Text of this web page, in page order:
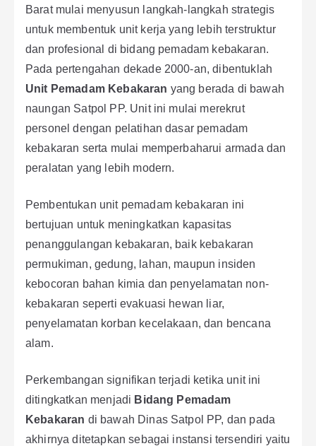
Barat mulai menyusun langkah-langkah strategis
untuk membentuk unit kerja yang lebih terstruktur
dan profesional di bidang pemadam kebakaran.
Pada pertengahan dekade 2000-an, dibentuklah
Unit Pemadam Kebakaran yang berada di bawah
naungan Satpol PP. Unit ini mulai merekrut
personel dengan pelatihan dasar pemadam
kebakaran serta mulai memperbaharui armada dan
peralatan yang lebih modern.
Pembentukan unit pemadam kebakaran ini
bertujuan untuk meningkatkan kapasitas
penanggulangan kebakaran, baik kebakaran
permukiman, gedung, lahan, maupun insiden
kebocoran bahan kimia dan penyelamatan non-
kebakaran seperti evakuasi hewan liar,
penyelamatan korban kecelakaan, dan bencana
alam.
Perkembangan signifikan terjadi ketika unit ini
ditingkatkan menjadi Bidang Pemadam
Kebakaran di bawah Dinas Satpol PP, dan pada
akhirnya ditetapkan sebagai instansi tersendiri yaitu